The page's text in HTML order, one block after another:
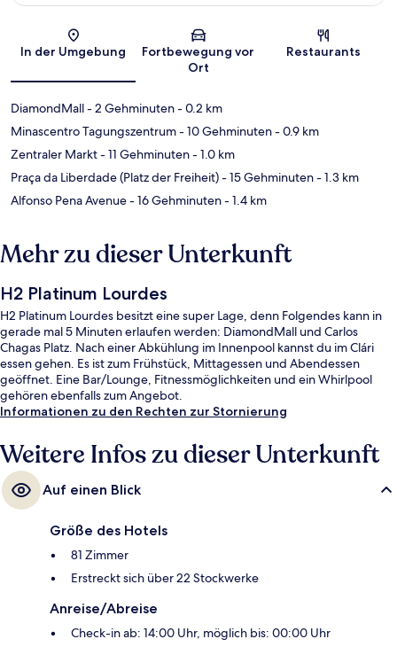
In der Umgebung
Fortbewegung vor
Ort
Restaurants
DiamondMall- 2 Gehminuten- 0.2 km
Minascentro Tagungszentrum- 10 Gehminuten- 0.9 km
Zentraler Markt- 11 Gehminuten- 1.0 km
Praça da Liberdade (Platz der Freiheit)- 15 Gehminuten- 1.3 km
Alfonso Pena Avenue- 16 Gehminuten- 1.4 km
Mehr zu dieser Unterkunft
H2 Platinum Lourdes
H2 Platinum Lourdes besitzt eine super Lage, denn Folgendes kann in
gerade mal 5 Minuten erlaufen werden: DiamondMall und Carlos
Chagas Platz. Nach einer Abkühlung im Innenpool kannst du im Clári
essen gehen. Es ist zum Frühstück, Mittagessen und Abendessen
geöffnet. Eine Bar/Lounge, Fitnessmöglichkeiten und ein Whirlpool
gehören ebenfalls zum Angebot.
Informationen zu den Rechten zur Stornierung
Weitere Infos zu dieser Unterkunft
Auf einen Blick
Größe des Hotels
81 Zimmer
Erstreckt sich über 22 Stockwerke
Anreise/Abreise
Check-in ab: 14:00 Uhr, möglich bis: 00:00 Uhr